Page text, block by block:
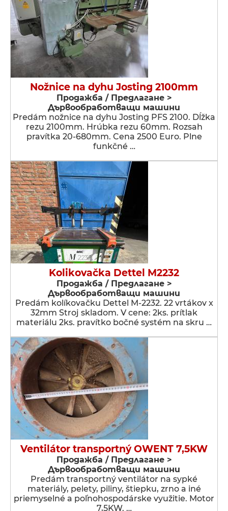
Nožnice na dyhu Josting 2100mm
Продажба / Предлагане >
Дървообработващи машини
Predám nožnice na dyhu Josting PFS 2100. Dĺžka
rezu 2100mm. Hrúbka rezu 60mm. Rozsah
pravítka 20-680mm. Cena 2500 Euro. Plne
funkčné …
Kolikovačka Dettel M2232
Продажба / Предлагане >
Дървообработващи машини
Predám kolíkovačku Dettel M-2232. 22 vrtákov x
32mm Stroj skladom. V cene: 2ks. prítlak
materiálu 2ks. pravítko bočné systém na skru …
Ventilátor transportný OWENT 7,5KW
Продажба / Предлагане >
Дървообработващи машини
Predám transportný ventilátor na sypké
materiály, pelety, piliny, štiepku, zrno a iné
priemyselné a poľnohospodárske využitie. Motor
7,5KW. …